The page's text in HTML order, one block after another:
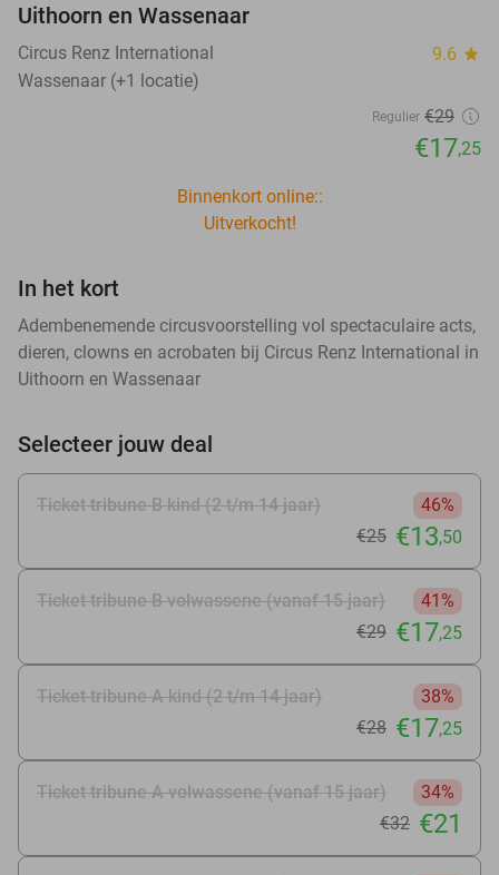
Uithoorn en Wassenaar
Circus Renz International 9.6 star
Wassenaar (+1 locatie)
Regulier €29
€17,25
Binnenkort online::
Uitverkocht!
In het kort
Adembenemende circusvoorstelling vol spectaculaire acts,
dieren, clowns en acrobaten bij Circus Renz International in
Uithoorn en Wassenaar
Selecteer jouw deal
Ticket tribune B kind (2 t/m 14 jaar)
46%
€25 €13,50
Ticket tribune B volwassene (vanaf 15 jaar)
41%
€29 €17,25
Ticket tribune A kind (2 t/m 14 jaar)
38%
€28 €17,25
Ticket tribune A volwassene (vanaf 15 jaar)
34%
€32 €21